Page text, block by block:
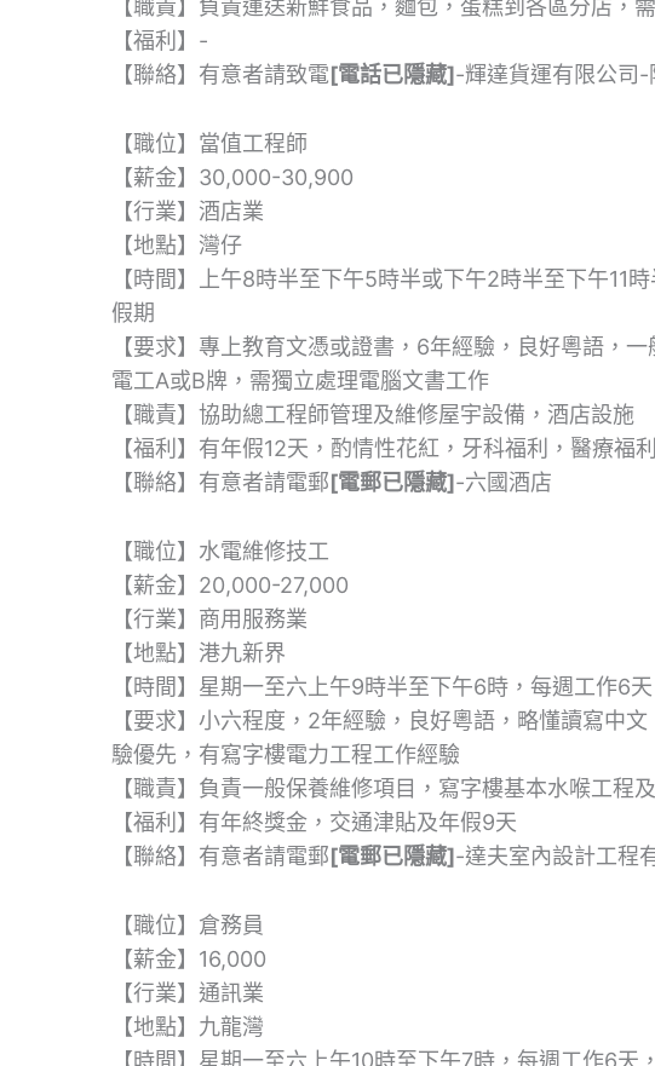
【職責】負責運送新鮮食品，麵包，蛋糕到各區分店，
【福利】-
【聯絡】有意者請致電[電話已隱藏]-輝達貨運有限公司-
【職位】當值工程師
【薪金】30,000-30,900
【行業】酒店業
【地點】灣仔
【時間】上午8時半至下午5時半或下午2時半至下午11
假期
【要求】專上教育文憑或證書，6年經驗，良好粵語，
電工A或B牌，需獨立處理電腦文書工作
【職責】協助總工程師管理及維修屋宇設備，酒店設施
【福利】有年假12天，酌情性花紅，牙科福利，醫療福
【聯絡】有意者請電郵[電郵已隱藏]-六國酒店
【職位】水電維修技工
【薪金】20,000-27,000
【行業】商用服務業
【地點】港九新界
【時間】星期一至六上午9時半至下午6時，每週工作6天
【要求】小六程度，2年經驗，良好粵語，略懂讀寫中
驗優先，有寫字樓電力工程工作經驗
【職責】負責一般保養維修項目，寫字樓基本水喉工程
【福利】有年終獎金，交通津貼及年假9天
【聯絡】有意者請電郵[電郵已隱藏]-達夫室內設計工程
【職位】倉務員
【薪金】16,000
【行業】通訊業
【地點】九龍灣
【時間】星期一至六上午10時至下午7時，每週工作6天